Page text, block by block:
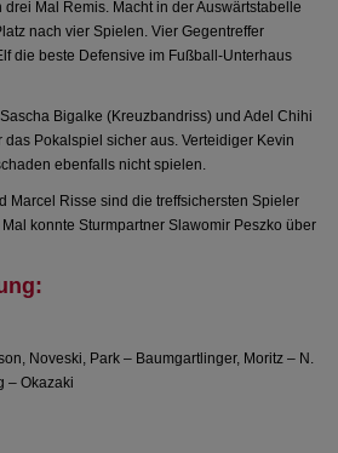
Mal Remis. Macht in der Auswärtstabelle
nach vier Spielen. Vier Gegentreffer
die beste Defensive im Fußball-Unterhaus
Bigalke (Kreuzbandriss) und Adel Chihi
Pokalspiel sicher aus. Verteidiger Kevin
ebenfalls nicht spielen.
Marcel Risse sind die treffsichersten Spieler
konnte Sturmpartner Slawomir Peszko über
Noveski, Park – Baumgartlinger, Moritz – N.
– Okazaki